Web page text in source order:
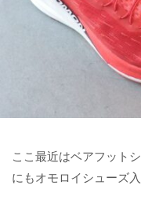
ここ最近はベアフット
にもオモロイシューズ